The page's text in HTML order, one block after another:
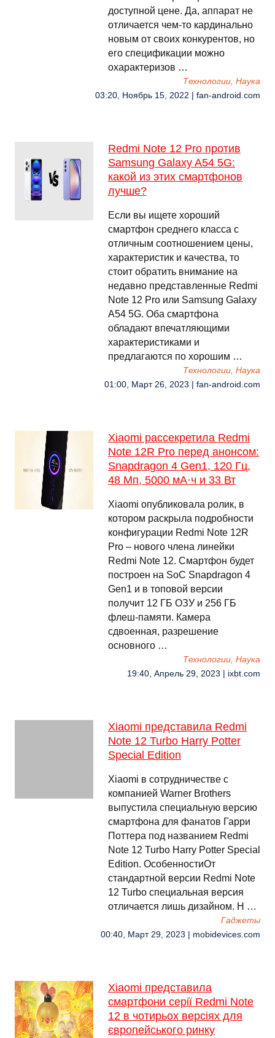
доступной цене. Да, аппарат не
отличается чем-то кардинально
новым от своих конкурентов, но
его спецификации можно
охарактеризов …
Технологии, Наука
03:20, Ноябрь 15, 2022 | fan-android.com
Redmi Note 12 Pro против
Samsung Galaxy A54 5G:
какой из этих смартфонов
лучше?
Если вы ищете хороший
смартфон среднего класса с
отличным соотношением цены,
характеристик и качества, то
стоит обратить внимание на
недавно представленные Redmi
Note 12 Pro или Samsung Galaxy
A54 5G. Оба смартфона
обладают впечатляющими
характеристиками и
предлагаются по хорошим …
Технологии, Наука
01:00, Март 26, 2023 | fan-android.com
Xiaomi рассекретила Redmi
Note 12R Pro перед анонсом:
Snapdragon 4 Gen1, 120 Гц,
48 Мп, 5000 мА·ч и 33 Вт
Xiaomi опубликовала ролик, в
котором раскрыла подробности
конфигурации Redmi Note 12R
Pro – нового члена линейки
Redmi Note 12. Смартфон будет
построен на SoC Snapdragon 4
Gen1 и в топовой версии
получит 12 ГБ ОЗУ и 256 ГБ
флеш-памяти. Камера
сдвоенная, разрешение
основного …
Технологии, Наука
19:40, Апрель 29, 2023 | ixbt.com
Xiaomi представила Redmi
Note 12 Turbo Harry Potter
Special Edition
Xiaomi в сотрудничестве с
компанией Warner Brothers
выпустила специальную версию
смартфона для фанатов Гарри
Поттера под названием Redmi
Note 12 Turbo Harry Potter Special
Edition. ОсобенностиОт
стандартной версии Redmi Note
12 Turbo специальная версия
отличается лишь дизайном. Н …
Гаджеты
00:40, Март 29, 2023 | mobidevices.com
Xiaomi представила
смартфони серії Redmi Note
12 в чотирьох версіях для
європейського ринку